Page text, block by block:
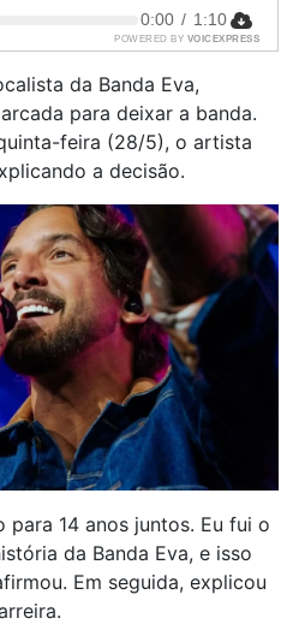
0:00 / 1:10
POWERED BY VOICEXPRESS
da Banda Eva,
para deixar a banda.
feira (28/5), o artista
a decisão.
para 14 anos juntos. Eu fui o
da Banda Eva, e isso
Em seguida, explicou